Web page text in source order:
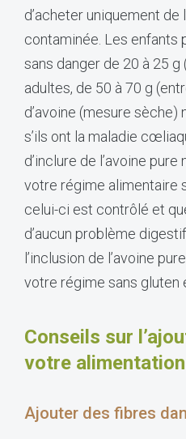
d’acheter uniquement de
contaminée. Les enfants
sans danger de 20 à 25
adultes, de 50 à 70 g
d’avoine (mesure
s’ils ont la maladie
d’inclure de l’avoine
votre régime alimentaire
celui-ci est contrôlé et
d’aucun problème
l’inclusion de l’avoine
votre régime sans gluten
Conseils sur
votre alimentation
Ajouter des fibres